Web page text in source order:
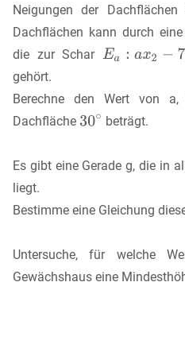
Neigungen der
Dachflächen kann durch
die zur Schar
gehört.
Berechne den Wert von
Dachfläche
beträgt.
Es gibt eine Gerade g, die in
liegt.
Bestimme eine Gleichung
Untersuche, für welche
Gewächshaus eine